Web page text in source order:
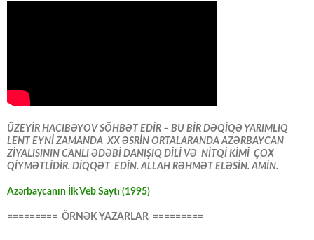
ÜZEYİR HACIBƏYOV SÖHBƏT EDİR – BU BİR DƏQİQƏ YARIMLIQ
LENT EYNİ ZAMANDA XX ƏSRİN ORTALARANDA AZƏRBAYCAN
ZİYALISININ CANLI ƏDƏBİ DANIŞIQ DİLİ VƏ NİTQİ KİMİ ÇOX
QİYMƏTLİDİR. DİQQƏT EDİN. ALLAH RƏHMƏT ELƏSİN. AMİN.
Azərbaycanın İlk Veb Saytı (1995)
========= ÖRNƏK YAZARLAR =========